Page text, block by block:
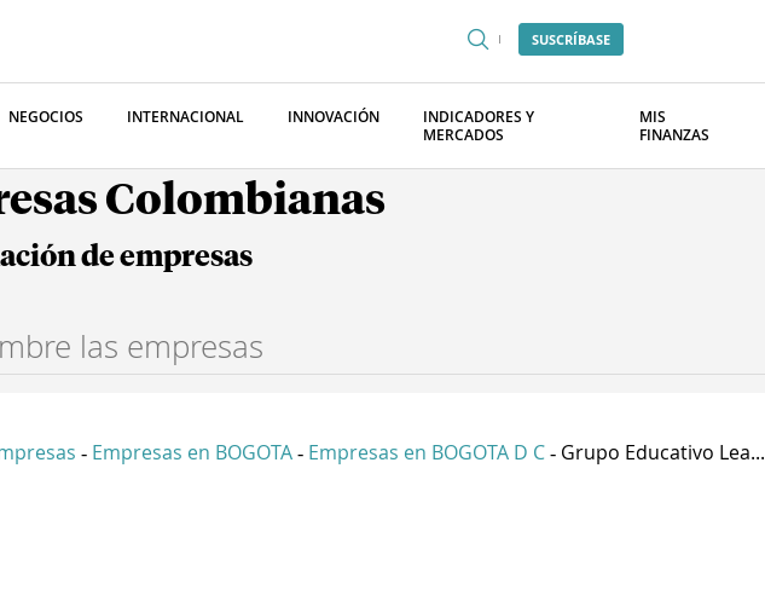
SUSCRÍBASE
NEGOCIOS INTERNACIONAL INNOVACIÓN
INDICADORES Y
MERCADOS
MIS
FINANZAS
Colombianas
de empresas
- Empresas en BOGOTA - Empresas en BOGOTA D C - Grupo Educativo Lea...